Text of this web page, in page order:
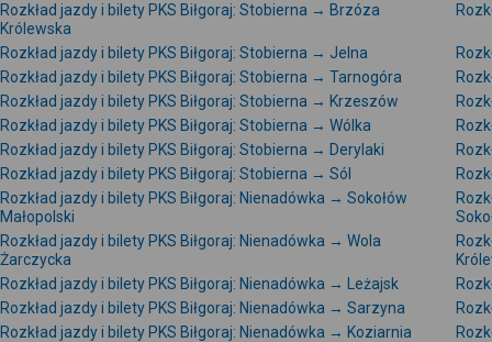
Rozkład jazdy i bilety PKS Biłgoraj: Stobierna → Brzóza
Królewska
Rozkład jazdy i bilety PKS Biłgoraj: Stobierna → Jelna
Rozkład jazdy i bilety PKS Biłgoraj: Stobierna → Tarnogóra
Rozkład jazdy i bilety PKS Biłgoraj: Stobierna → Krzeszów
Rozkład jazdy i bilety PKS Biłgoraj: Stobierna → Wólka
Rozkład jazdy i bilety PKS Biłgoraj: Stobierna → Derylaki
Rozkład jazdy i bilety PKS Biłgoraj: Stobierna → Sól
Rozkład jazdy i bilety PKS Biłgoraj: Nienadówka → Sokołów
Małopolski
Rozkład jazdy i bilety PKS Biłgoraj: Nienadówka → Wola
Żarczycka
Rozkład jazdy i bilety PKS Biłgoraj: Nienadówka → Leżajsk
Rozkład jazdy i bilety PKS Biłgoraj: Nienadówka → Sarzyna
Rozkład jazdy i bilety PKS Biłgoraj: Nienadówka → Koziarnia